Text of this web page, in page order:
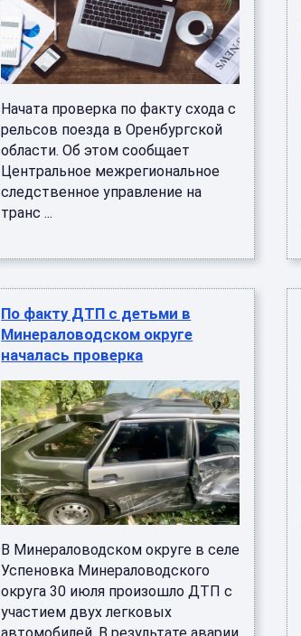
Начата проверка по факту схода с
рельсов поезда в Оренбургской
области. Об этом сообщает
Центральное межрегиональное
следственное управление на
транс ...
По факту ДТП с детьми в
Минераловодском округе
началась проверка
В Минераловодском округе в селе
Успеновка Минераловодского
округа 30 июля произошло ДТП с
участием двух легковых